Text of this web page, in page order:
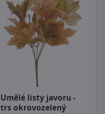
Umělé listy javoru -
trs okrovozelený